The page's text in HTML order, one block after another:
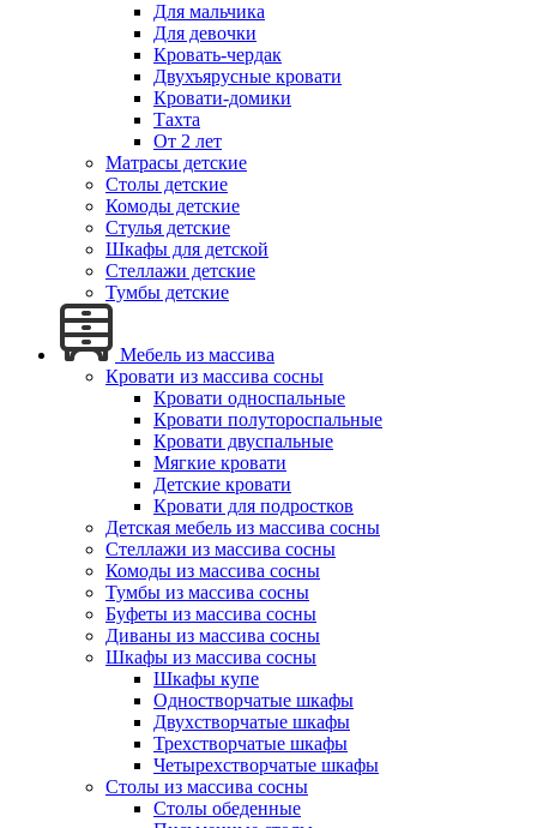
Для мальчика
Для девочки
Кровать-чердак
Двухъярусные кровати
Кровати-домики
Тахта
От 2 лет
Матрасы детские
Столы детские
Комоды детские
Стулья детские
Шкафы для детской
Стеллажи детские
Тумбы детские
Мебель из массива
Кровати из массива сосны
Кровати односпальные
Кровати полутороспальные
Кровати двуспальные
Мягкие кровати
Детские кровати
Кровати для подростков
Детская мебель из массива сосны
Стеллажи из массива сосны
Комоды из массива сосны
Тумбы из массива сосны
Буфеты из массива сосны
Диваны из массива сосны
Шкафы из массива сосны
Шкафы купе
Одностворчатые шкафы
Двухстворчатые шкафы
Трехстворчатые шкафы
Четырехстворчатые шкафы
Столы из массива сосны
Столы обеденные